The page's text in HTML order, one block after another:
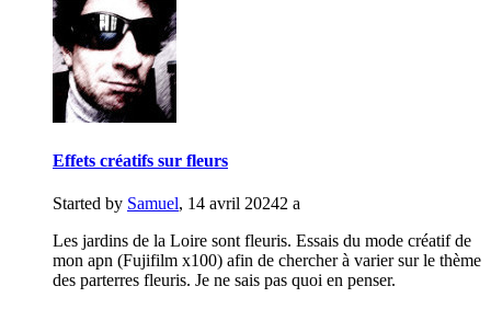
Effets créatifs sur fleurs
Started by Samuel, 14 avril 20242 a
Les jardins de la Loire sont fleuris. Essais du mode créatif de
mon apn (Fujifilm x100) afin de chercher à varier sur le thème
des parterres fleuris. Je ne sais pas quoi en penser.